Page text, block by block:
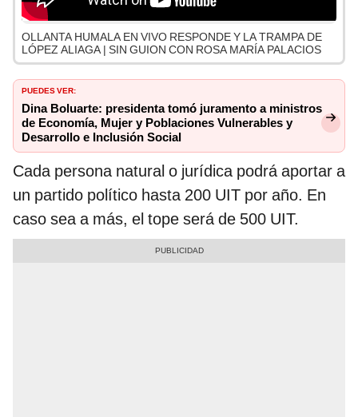
OLLANTA HUMALA EN VIVO RESPONDE Y LA TRAMPA DE
LÓPEZ ALIAGA | SIN GUION CON ROSA MARÍA PALACIOS
PUEDES VER:
Dina Boluarte: presidenta tomó juramento a ministros
de Economía, Mujer y Poblaciones Vulnerables y
Desarrollo e Inclusión Social
Cada persona natural o jurídica podrá aportar a
un partido político hasta 200 UIT por año. En
caso sea a más, el tope será de 500 UIT.